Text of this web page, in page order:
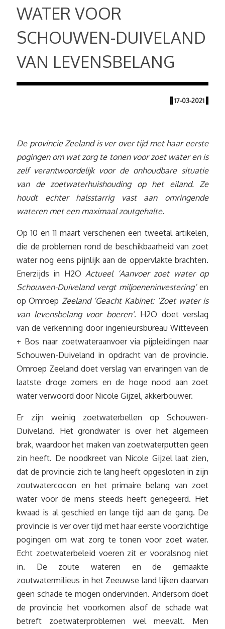
WATER VOOR
SCHOUWEN-DUIVELAND
VAN LEVENSBELANG
| 17-03-2021 |
De provincie Zeeland is ver over tijd met haar eerste
pogingen om wat zorg te tonen voor zoet water en is
zelf verantwoordelijk voor de onhoudbare situatie
van de zoetwaterhuishouding op het eiland. Ze
houdt echter halsstarrig vast aan omringende
wateren met een maximaal zoutgehalte.
Op 10 en 11 maart verschenen een tweetal artikelen,
die de problemen rond de beschikbaarheid van zoet
water nog eens pijnlijk aan de oppervlakte brachten.
Enerzijds in H2OActueel ‘Aanvoer zoet water op
Schouwen-Duiveland vergt miljoeneninvestering’ en
op Omroep Zeeland ‘Geacht Kabinet: ‘Zoet water is
van levensbelang voor boeren’. H2O doet verslag
van de verkenning door ingenieursbureau Witteveen
+ Bos naar zoetwateraanvoer via pijpleidingen naar
Schouwen-Duiveland in opdracht van de provincie.
Omroep Zeeland doet verslag van ervaringen van de
laatste droge zomers en de hoge nood aan zoet
water verwoord door Nicole Gijzel, akkerbouwer.
Er zijn weinig zoetwaterbellen op Schouwen-
Duiveland. Het grondwater is over het algemeen
brak, waardoor het maken van zoetwaterputten geen
zin heeft. De noodkreet van Nicole Gijzel laat zien,
dat de provincie zich te lang heeft opgesloten in zijn
zoutwatercocon en het primaire belang van zoet
water voor de mens steeds heeft genegeerd. Het
kwaad is al geschied en lange tijd aan de gang. De
provincie is ver over tijd met haar eerste voorzichtige
pogingen om wat zorg te tonen voor zoet water.
Echt zoetwaterbeleid voeren zit er vooralsnog niet
in. De zoute wateren en de gemaakte
zoutwatermilieus in het Zeeuwse land lijken daarvan
geen schade te mogen ondervinden. Andersom doet
de provincie het voorkomen alsof de schade wat
betreft zoetwaterproblemen wel meevalt. Men